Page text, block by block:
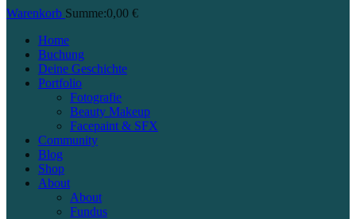
Warenkorb Summe:0,00 €
Home
Buchung
Deine Geschichte
Portfolio
Fotografie
Beauty Makeup
Facepaint & SFX
Community
Blog
Shop
About
About
Fundus